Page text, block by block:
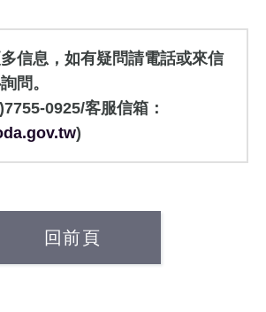
信息，如有疑問請電話或來信
問。
0925/客服信箱：
)
回前頁